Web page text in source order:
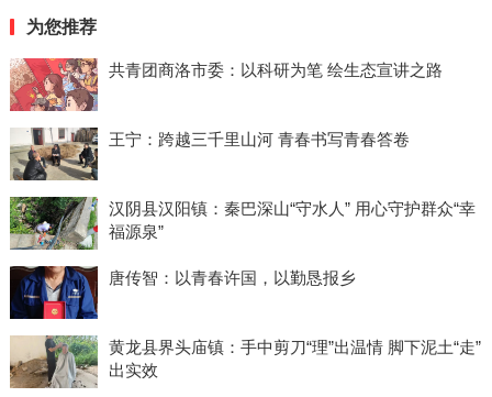
为您推荐
共青团商洛市委：以科研为笔 绘生态宣讲之路
王宁：跨越三千里山河 青春书写青春答卷
汉阴县汉阳镇：秦巴深山“守水人” 用心守护群众“幸
福源泉”
唐传智：以青春许国，以勤恳报乡
黄龙县界头庙镇：手中剪刀“理”出温情 脚下泥土“走”
出实效